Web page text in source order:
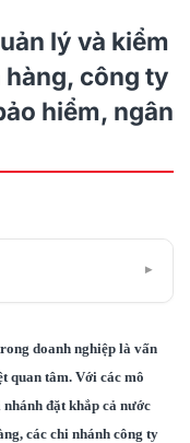
lý và kiểm
hàng, công ty
hiểm, ngân
▾
lý tài sản:
tróc, trầy xước
doanh nghiệp là vấn
quan tâm. Với các mô
đặt khắp cả nước
các chi nhánh công ty